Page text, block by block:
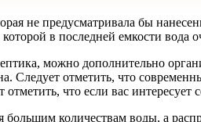
не предусматривала бы
в последней емкости вода
можно дополнительно
Следует отметить, что
что если вас интересует
количествам воды, а